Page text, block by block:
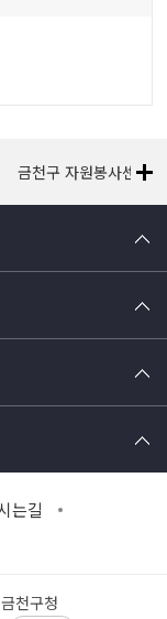
금천구 자원봉사센터
는길
금천구청